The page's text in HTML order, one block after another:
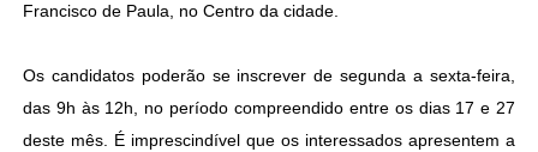
Francisco de Paula, no Centro da cidade.
Os candidatos poderão se inscrever de segunda a sexta-feira,
das 9h às 12h, no período compreendido entre os dias 17 e 27
deste mês. É imprescindível que os interessados apresentem a